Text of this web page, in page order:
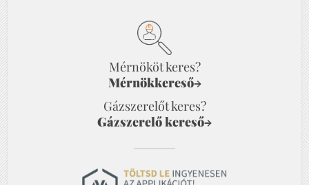
Mérnököt keres?
Mérnökkereső→
Gázszerelőt keres?
Gázszerelő kereső→